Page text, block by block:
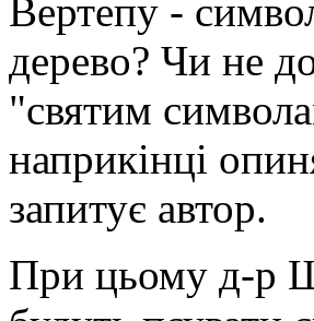
Вертепу -
дерево? Чи не
"святим
наприкінці
запитує автор.
При цьому д-р